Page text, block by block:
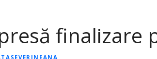
finalizare